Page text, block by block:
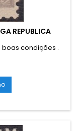
REPUBLICA
boas condições .